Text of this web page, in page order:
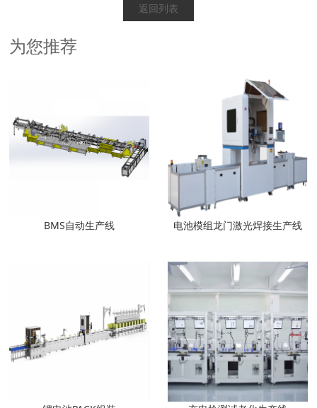
返回列表
为您推荐
BMS自动生产线 电池模组龙门激光焊接生产线